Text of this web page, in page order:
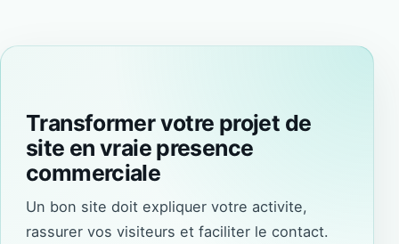
Transformer votre projet de
site en vraie presence
commerciale
Un bon site doit expliquer votre activite,
rassurer vos visiteurs et faciliter le contact.